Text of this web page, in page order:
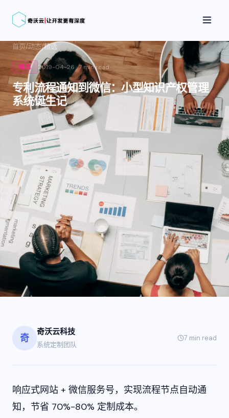
首页/动态/精选
精选 2019-04-26·7 minread
专利流程通知到微信：小型知识产权管理
系统诞生记
奇
奇沃云科技
系统定制团队
7 min read
响应式网站 + 微信服务号，实现流程节点自动通
知，节省 70%-80% 定制成本。